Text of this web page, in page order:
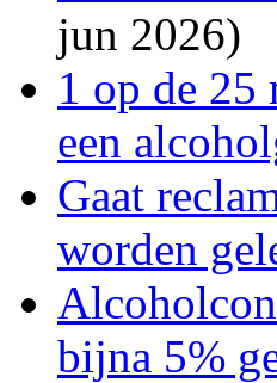
jun 2026)
1 op de 25
een
Gaat
worden
bijna 5%